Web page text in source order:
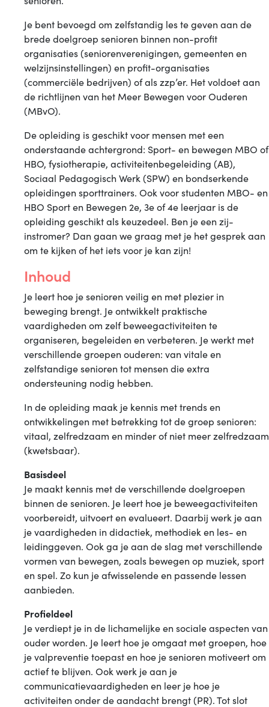
Je bent bevoegd om zelfstandig les te geven aan de
brede doelgroep senioren binnen non-profit
organisaties (seniorenverenigingen, gemeenten en
welzijnsinstellingen) en profit-organisaties
(commerciële bedrijven) of als zzp’er. Het voldoet aan
de richtlijnen van het Meer Bewegen voor Ouderen
(MBvO).
De opleiding is geschikt voor mensen met een
onderstaande achtergrond: Sport- en bewegen MBO of
HBO, fysiotherapie, activiteitenbegeleiding (AB),
Sociaal Pedagogisch Werk (SPW) en bondserkende
opleidingen sporttrainers. Ook voor studenten MBO- en
HBO Sport en Bewegen 2e, 3e of 4e leerjaar is de
opleiding geschikt als keuzedeel. Ben je een zij-
instromer? Dan gaan we graag met je het gesprek aan
om te kijken of het iets voor je kan zijn!
Inhoud
Je leert hoe je senioren veilig en met plezier in
beweging brengt. Je ontwikkelt praktische
vaardigheden om zelf beweegactiviteiten te
organiseren, begeleiden en verbeteren. Je werkt met
verschillende groepen ouderen: van vitale en
zelfstandige senioren tot mensen die extra
ondersteuning nodig hebben.
In de opleiding maak je kennis met trends en
ontwikkelingen met betrekking tot de groep senioren:
vitaal, zelfredzaam en minder of niet meer zelfredzaam
(kwetsbaar).
Basisdeel
Je maakt kennis met de verschillende doelgroepen
binnen de senioren. Je leert hoe je beweegactiviteiten
voorbereidt, uitvoert en evalueert. Daarbij werk je aan
je vaardigheden in didactiek, methodiek en les- en
leidinggeven. Ook ga je aan de slag met verschillende
vormen van bewegen, zoals bewegen op muziek, sport
en spel. Zo kun je afwisselende en passende lessen
aanbieden.
Profieldeel
Je verdiept je in de lichamelijke en sociale aspecten van
ouder worden. Je leert hoe je omgaat met groepen, hoe
je valpreventie toepast en hoe je senioren motiveert om
actief te blijven. Ook werk je aan je
communicatievaardigheden en leer je hoe je
activiteiten onder de aandacht brengt (PR). Tot slot